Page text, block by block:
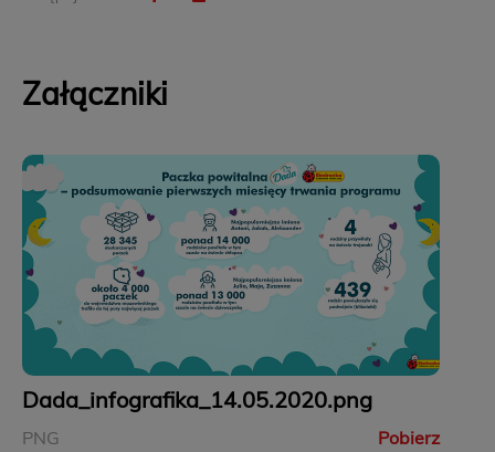
Załączniki
Dada_infografika_14.05.2020.png
PNG Pobierz